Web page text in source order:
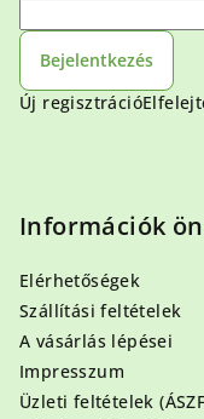
Bejelentkezés
Új regisztráció
Információk
Elérhetőségek
Szállítási feltételek
A vásárlás lépései
Impresszum
Üzleti feltételek